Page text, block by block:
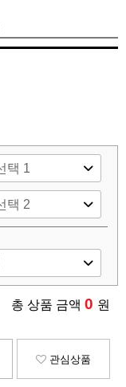
총 상품 금액 0 원
관심상품